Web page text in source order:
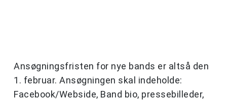
Ansøgningsfristen for nye bands er altså den
1. februar. Ansøgningen skal indeholde:
Facebook/Webside, Band bio, pressebilleder,